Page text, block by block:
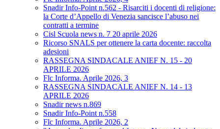
Snadir Info-Point n.562 - Risarciti i docenti di religione:
la Corte d’Appello di Venezia sancisce l’abuso nei
contratti a termine
Cisl Scuola news n. 7 20 aprile 2026
Ricorso SNALS per ottenere la carta docente: raccolta
adesioni
RASSEGNA SINDACALE ANIEF N. 15 - 20
APRILE 2026
Flc Informa. Aprile 2026, 3
RASSEGNA SINDACALE ANIEF N. 14 - 13
APRILE 2026
Snadir news n.869
Snadir Info-Point n.558
Flc Informa. Aprile 2026, 2